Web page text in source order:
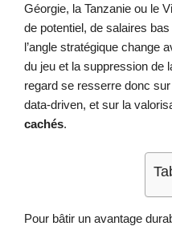
Géorgie, la Tanzanie ou le
de potentiel, de salaires
l’angle stratégique change
du jeu et la suppression de
regard se resserre donc
data-driven, et sur la
cachés.
Pour bâtir un avantage